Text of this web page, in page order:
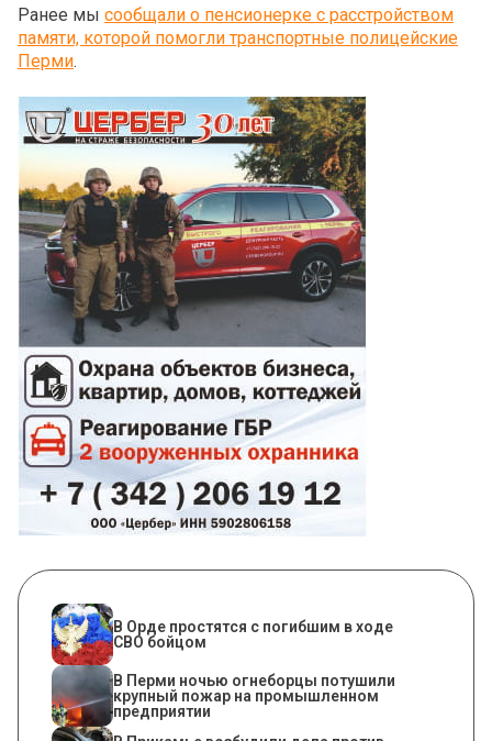
Ранее мы сообщали о пенсионерке с расстройством
памяти, которой помогли транспортные полицейские
Перми.
В Орде простятся с погибшим в ходе
СВО бойцом
​В Перми ночью огнеборцы потушили
крупный пожар на промышленном
предприятии